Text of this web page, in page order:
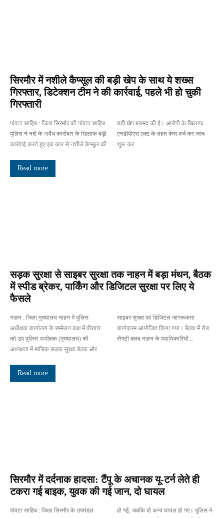
सिरमौर में नशीले कैप्सूल की बड़ी खेप के साथ ये शख्स
गिरफ्तार, डिटेक्शन टीम ने की कार्रवाई, पहले भी हो चुकी
गिरफ्तारी
पांवटा साहिब : जिला सिरमौर की पांवटा साहिब
पुलिस ने नशे के अवैध कारोबार के खिलाफ बड़ी
कार्रवाई करते हुए एक कार से नशीले कैप्सूल की
बड़ी खेप बरामद की है। आरोपी के खिलाफ
एनडीपीएस एक्ट के तहत केस दर्ज कर जांच
शुरू कर...
Read more
सड़क सुरक्षा से साइबर सुरक्षा तक नाहन में बड़ा मंथन, बैठक
में स्पीड ब्रेकर, पार्किंग और डिजिटल सुरक्षा पर लिए ये
फैसले
नाहन : जिला मुख्यालय नाहन में पुलिस
अधीक्षक कार्यालय के सम्मेलन कक्ष में वीरवार
को उप पुलिस अधीक्षक (मुख्यालय) की
अध्यक्षता में मासिक सड़क सुरक्षा बैठक और
साइबर सुरक्षा एवं डिजिटल जागरूकता
कार्यक्रम आयोजित किया गया। बैठक में रोड
सेफ्टी क्लब नाहन के पदाधिकारियों...
Read more
सिरमौर में दर्दनाक हादसा: टैंपू के अचानक यू-टर्न लेते ही
टकरा गई बाइक, युवक की गई जान, दो घायल
पांवटा साहिब : जिला सिरमौर के उपमंडल
हो गई, जबकि दो अन्य घायल हो गए। पुलिस ने